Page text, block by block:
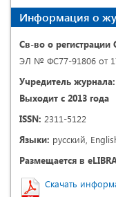
Информация о
Св-во о
ЭЛ № ФС77-91806 от
Учредитель журнала:
Выходит с 2013 года
ISSN: 2311-5122
Языки: русский,
Размещается в
Скачать